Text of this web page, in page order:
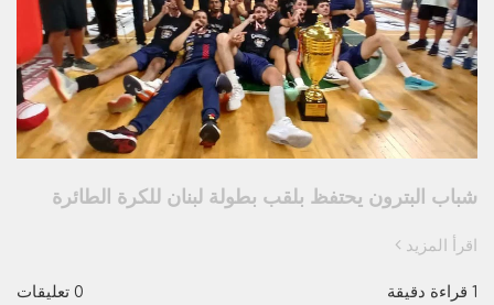
شباب البترون يحتفظ بلقب بطولة لبنان للكرة الطائرة
اقرأ المزيد
1 قراءة دقيقة 0 تعليقات